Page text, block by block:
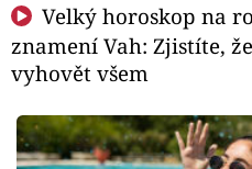
Velký horoskop na
znamení Vah: Zjistíte,
vyhovět všem